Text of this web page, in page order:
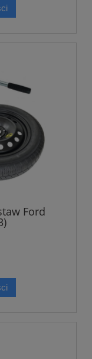
Ford